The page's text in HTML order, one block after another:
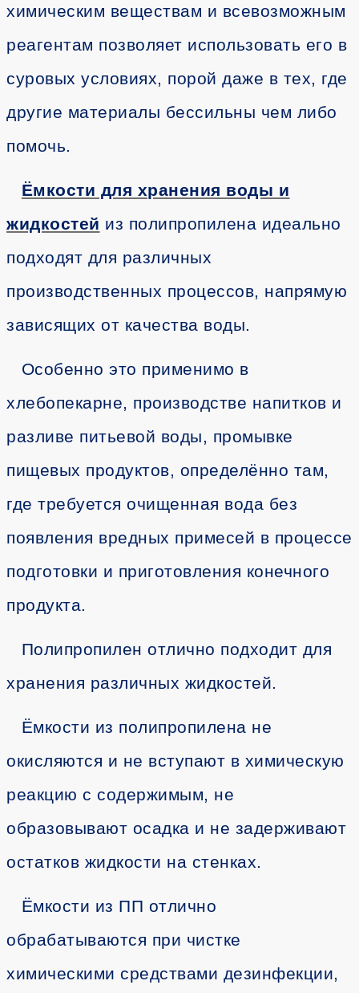
химическим веществам и всевозможным
реагентам позволяет использовать его в
суровых условиях, порой даже в тех, где
другие материалы бессильны чем либо
помочь.
Ёмкости для хранения воды и
жидкостей из полипропилена идеально
подходят для различных
производственных процессов, напрямую
зависящих от качества воды.
Особенно это применимо в
хлебопекарне, производстве напитков и
разливе питьевой воды, промывке
пищевых продуктов, определённо там,
где требуется очищенная вода без
появления вредных примесей в процессе
подготовки и приготовления конечного
продукта.
Полипропилен отлично подходит для
хранения различных жидкостей.
Ёмкости из полипропилена не
окисляются и не вступают в химическую
реакцию с содержимым, не
образовывают осадка и не задерживают
остатков жидкости на стенках.
Ёмкости из ПП отлично
обрабатываются при чистке
химическими средствами дезинфекции,